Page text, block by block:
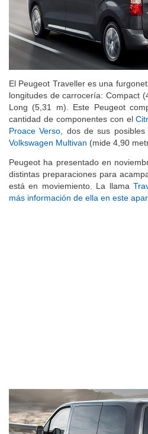
El Peugeot Traveller es una
longitudes de carrocería: Compact
Long (5,31 m). Este Peugeot
cantidad de componentes con el
Proace Verso, dos de sus posibles
Peugeot ha presentado en
distintas preparaciones para
está en moviemiento. La llama